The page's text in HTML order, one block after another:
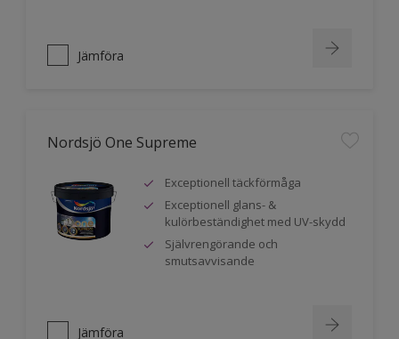
Jämföra
Nordsjö One Supreme
Exceptionell täckförmåga
Exceptionell glans- &
kulörbeständighet med UV-skydd
Självrengörande och
smutsavvisande
Jämföra